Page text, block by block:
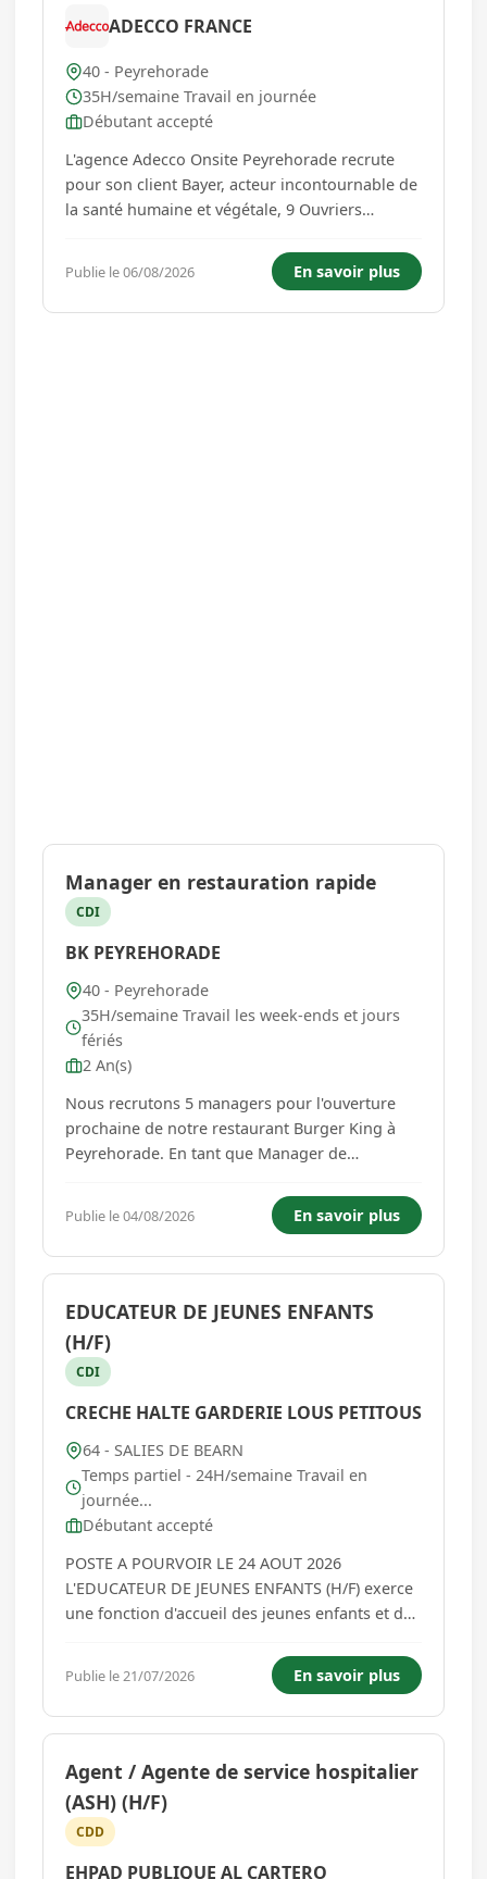
ADECCO FRANCE
40 - Peyrehorade
35H/semaine Travail en journée
Débutant accepté
L'agence Adecco Onsite Peyrehorade recrute
pour son client Bayer, acteur incontournable de
la santé humaine et végétale, 9 Ouvriers
notations de croissance des plantes dans les
champs Récolte manuelle de lignées en
pépinière Chaîne é...
Publie le 06/08/2026 En savoir plus
Manager en restauration rapide
CDI
BK PEYREHORADE
40 - Peyrehorade
35H/semaine Travail les week-ends et jours
fériés
2 An(s)
Nous recrutons 5 managers pour l'ouverture
prochaine de notre restaurant Burger King à
Peyrehorade. En tant que Manager de
directeur de restaurant et serez chargé(e) de : -
Entretenir et faire grandir la flamme au sein de
votre équipe en dévelo...
Publie le 04/08/2026 En savoir plus
EDUCATEUR DE JEUNES ENFANTS
(H/F)
CDI
CRECHE HALTE GARDERIE LOUS PETITOUS
64 - SALIES DE BEARN
Temps partiel - 24H/semaine Travail en
journée...
Débutant accepté
POSTE A POURVOIR LE 24 AOUT 2026
L'EDUCATEUR DE JEUNES ENFANTS (H/F) exerce
une fonction d'accueil des jeunes enfants et de
niveaux : éducation, prévention, coordination.
Elle s'attache à favoriser le développement
global et harmonieux des enf...
Publie le 21/07/2026 En savoir plus
Agent / Agente de service hospitalier
(ASH) (H/F)
CDD
EHPAD PUBLIQUE AL CARTERO